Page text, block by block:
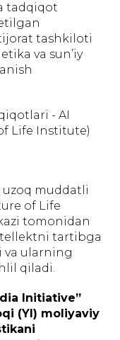
tadqiqot
tashkiloti
va sun’iy
- AI
Life Institute)
muddatli
of Life
tomonidan
tartibga
va ularning
qiladi.
Initiative”
(YI) moliyaviy